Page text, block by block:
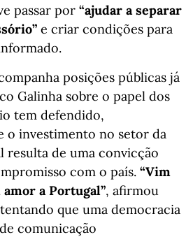
passar por “ajudar a separar
e criar condições para
posições públicas já
Galinha sobre o papel dos
tem defendido,
o investimento no setor da
resulta de uma convicção
com o país. “Vim
a Portugal”, afirmou
que uma democracia
comunicação